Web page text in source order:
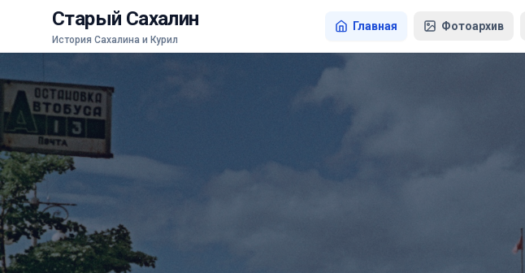
Старый Сахалин
История Сахалина и Курил
Главная Фотоархив